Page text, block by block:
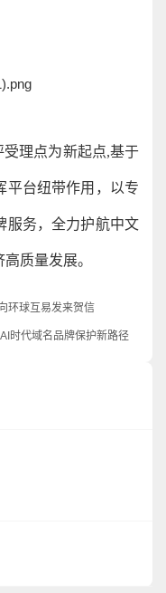
理点为新起点,基于
平台纽带作用，以专
服务，全力护航中文
质量发展。
环球互易发来贺信
时代域名品牌保护新路径